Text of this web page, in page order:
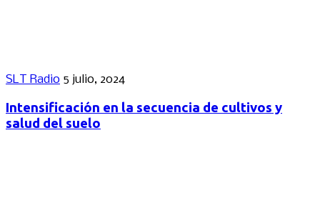
SLT Radio 5 julio, 2024
Intensificación en la secuencia de cultivos y
salud del suelo